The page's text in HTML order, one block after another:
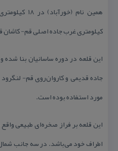
كیلومتری غرب جاده اصلی قم- كاشان
این قلعه در دوره ساسانیان بنا شده
جاده قدیمی و كاروان‌روی قم- لنگرود
مورد استفاده بوده است.
این قلعه بر فراز صخره‌ای طبیعی
اطراف خود می‌باشد. در سه جانب